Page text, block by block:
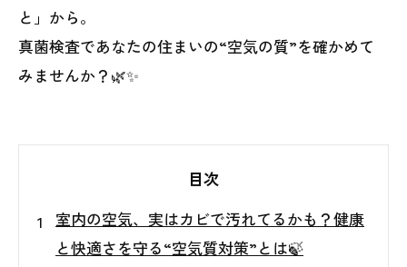
と」から。
真菌検査であなたの住まいの“空気の質”を確かめて
みませんか？🌿✨
目次
室内の空気、実はカビで汚れてるかも？健康
と快適さを守る“空気質対策”とは🍃